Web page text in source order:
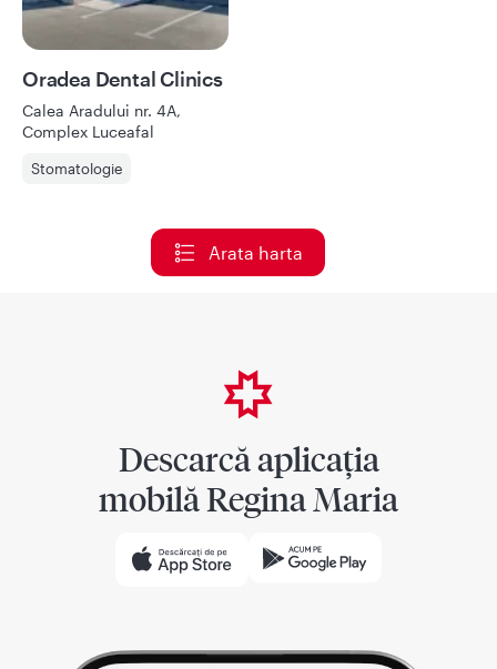
Oradea Dental Clinics
Calea Aradului nr. 4A,
Complex Luceafal
Stomatologie
Solicita programare
Afla mai multe
Arata harta
Descarcă aplicația
mobilă Regina Maria